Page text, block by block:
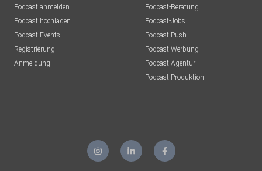
Podcast anmelden
Podcast hochladen
Podcast-Events
Registrierung
Anmeldung
Podcast-Beratung
Podcast-Jobs
Podcast-Push
Podcast-Werbung
Podcast-Agentur
Podcast-Produktion